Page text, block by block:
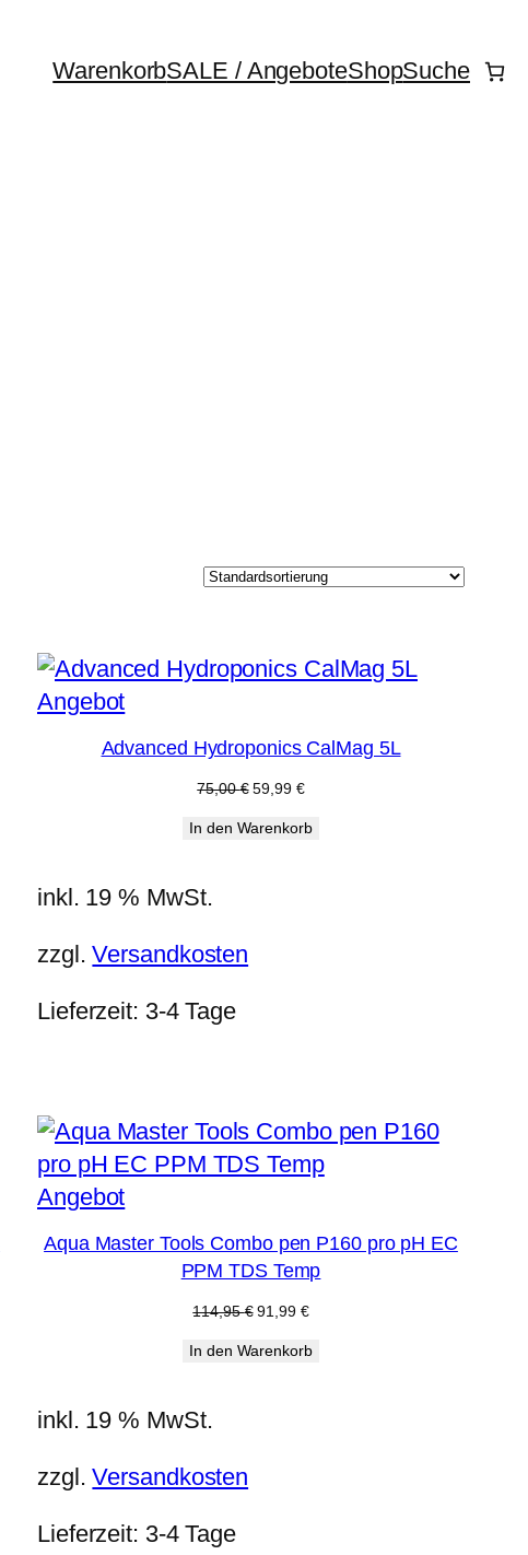
WarenkorbSALE / AngeboteShopSuche
AngebotProdukt
Angebot
Advanced Hydroponics CalMag 5L
75,00€ Ursprünglicher
war:
59,99 €Aktueller
ist:
In den Warenkorb
inkl. 19 % MwSt.
zzgl.Versandkosten
Lieferzeit: 3-4 Tage
AngebotProdukt
Angebot
Aqua Master Tools Combo pen P160 pro pH EC
PPM TDS Temp
114,95€ Ursprünglicher
war:
91,99 €Aktueller
ist:
In den Warenkorb
inkl. 19 % MwSt.
zzgl.Versandkosten
Lieferzeit: 3-4 Tage